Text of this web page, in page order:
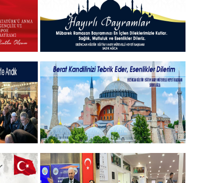
+
Hayırlı Bayramlar
+
Vakıf Başkanımızdan Kandil
mesajı